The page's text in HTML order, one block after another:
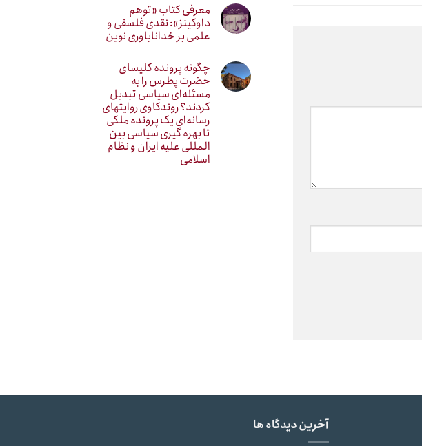
معرفی کتاب «توهم
داوکینز»: نقدی فلسفی و
علمی بر خداناباوری نوین
چگونه پرونده کلیسای
حضرت پطرس را به
مسئله‌ای سیاسی تبدیل
کردند؟ روندکاوی روایتهای
رسانه‌ایِ یک پرونده ملکی
تا بهره گیری سیاسی بین
المللی علیه ایران و نظام
اسلامی
آخرین دیدگاه ها